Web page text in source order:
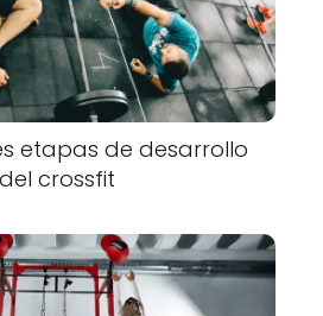
etapas de desarrollo
del crossfit